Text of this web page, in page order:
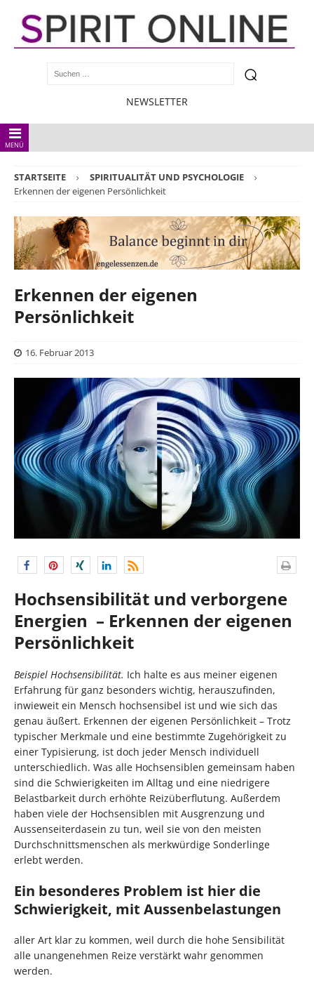
NEWSLETTER
MENÜ
STARTSEITE
SPIRITUALITÄT UND PSYCHOLOGIE
Erkennen der eigenen Persönlichkeit
Erkennen der eigenen
Persönlichkeit
16. Februar 2013
Hochsensibilität und verborgene
Energien – Erkennen der eigenen
Persönlichkeit
Beispiel Hochsensibilität. Ich halte es aus meiner eigenen
Erfahrung für ganz besonders wichtig, herauszufinden,
inwieweit ein Mensch hochsensibel ist und wie sich das
genau äußert. Erkennen der eigenen Persönlichkeit – Trotz
typischer Merkmale und eine bestimmte Zugehörigkeit zu
einer Typisierung, ist doch jeder Mensch individuell
unterschiedlich. Was alle Hochsensiblen gemeinsam haben
sind die Schwierigkeiten im Alltag und eine niedrigere
Belastbarkeit durch erhöhte Reizüberflutung. Außerdem
haben viele der Hochsensiblen mit Ausgrenzung und
Aussenseiterdasein zu tun, weil sie von den meisten
Durchschnittsmenschen als merkwürdige Sonderlinge
erlebt werden.
Ein besonderes Problem ist hier die
Schwierigkeit, mit Aussenbelastungen
aller Art klar zu kommen, weil durch die hohe Sensibilität
alle unangenehmen Reize verstärkt wahr genommen
werden.